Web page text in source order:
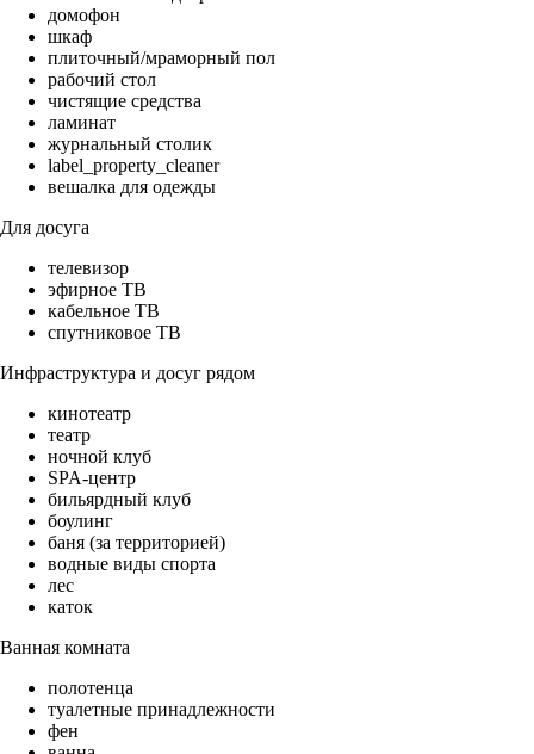
домофон
шкаф
плиточный/мраморный пол
рабочий стол
чистящие средства
ламинат
журнальный столик
label_property_cleaner
вешалка для одежды
Для досуга
телевизор
эфирное ТВ
кабельное ТВ
спутниковое ТВ
Инфраструктура и досуг рядом
кинотеатр
театр
ночной клуб
SPA-центр
бильярдный клуб
боулинг
баня (за территорией)
водные виды спорта
лес
каток
Ванная комната
полотенца
туалетные принадлежности
фен